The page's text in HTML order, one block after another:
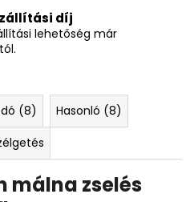
díj
lehetőség már
(8)
Hasonló (8)
málna zselés